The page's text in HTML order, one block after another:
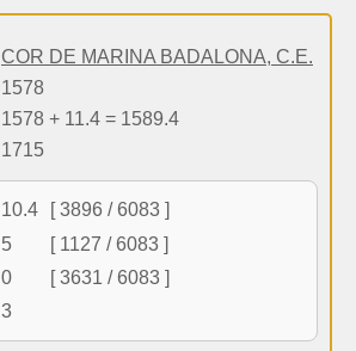
COR DE MARINA BADALONA, C.E.
1578
1578 + 11.4 = 1589.4
1715
10.4
[ 3896 / 6083 ]
5
[ 1127 / 6083 ]
0
[ 3631 / 6083 ]
3